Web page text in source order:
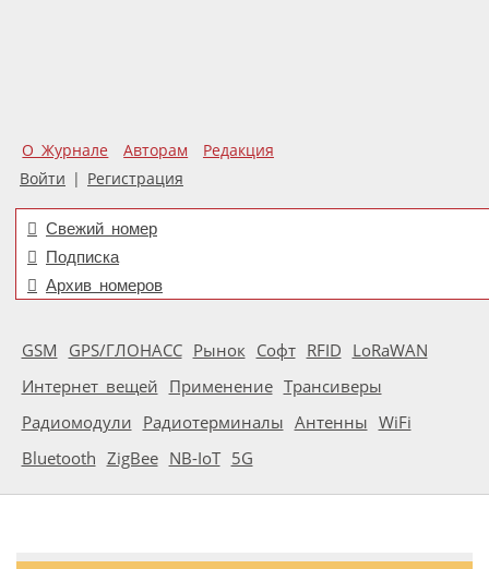
О Журнале Авторам
Редакция
Войти | Регистрация
Свежий номер
Подписка
Архив номеров
GSM GPS/ГЛОНАСС Рынок Софт RFID LoRaWAN
Интернет вещей Применение Трансиверы
Радиомодули Радиотерминалы Антенны WiFi
Bluetooth ZigBee NB-IoT 5G